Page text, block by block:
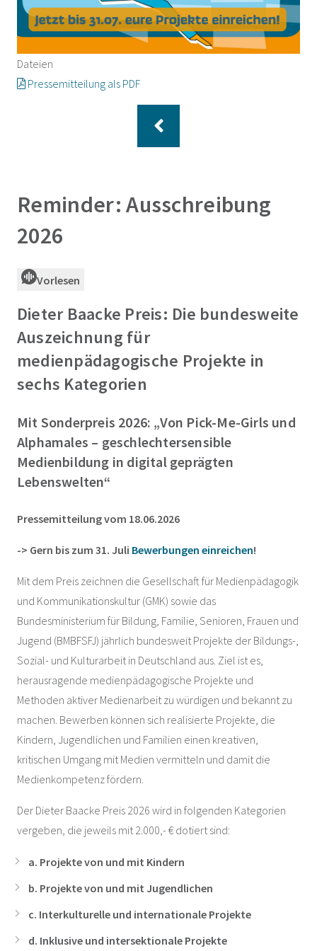
Dateien
Pressemitteilung als PDF
Reminder: Ausschreibung
2026
Vorlesen
Dieter Baacke Preis: Die bundesweite
Auszeichnung für
medienpädagogische Projekte in
sechs Kategorien
Mit Sonderpreis 2026: „Von Pick-Me-Girls und
Alphamales – geschlechtersensible
Medienbildung in digital geprägten
Lebenswelten“
Pressemitteilung vom 18.06.2026
-> Gern bis zum 31. Juli Bewerbungen einreichen!
Mit dem Preis zeichnen die Gesellschaft für Medienpädagogik
und Kommunikationskultur (GMK) sowie das
Bundesministerium für Bildung, Familie, Senioren, Frauen und
Jugend (BMBFSFJ) jährlich bundesweit Projekte der Bildungs-,
Sozial- und Kulturarbeit in Deutschland aus. Ziel ist es,
herausragende medienpädagogische Projekte und
Methoden aktiver Medienarbeit zu würdigen und bekannt zu
machen. Bewerben können sich realisierte Projekte, die
Kindern, Jugendlichen und Familien einen kreativen,
kritischen Umgang mit Medien vermitteln und damit die
Medienkompetenz fördern.
Der Dieter Baacke Preis 2026 wird in folgenden Kategorien
vergeben, die jeweils mit 2.000,- € dotiert sind:
a. Projekte von und mit Kindern
b. Projekte von und mit Jugendlichen
c. Interkulturelle und internationale Projekte
d. Inklusive und intersektionale Projekte